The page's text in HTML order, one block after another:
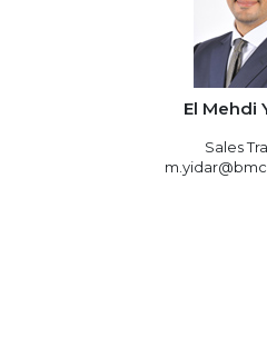
El Mehdi
Sales